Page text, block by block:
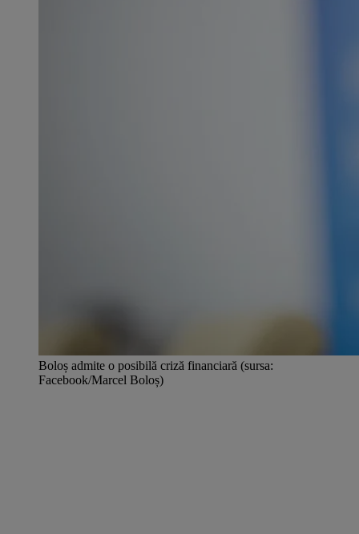
Boloș admite o posibilă criză financiară (sursa:
Facebook/Marcel Boloș)